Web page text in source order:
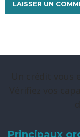
Principaux